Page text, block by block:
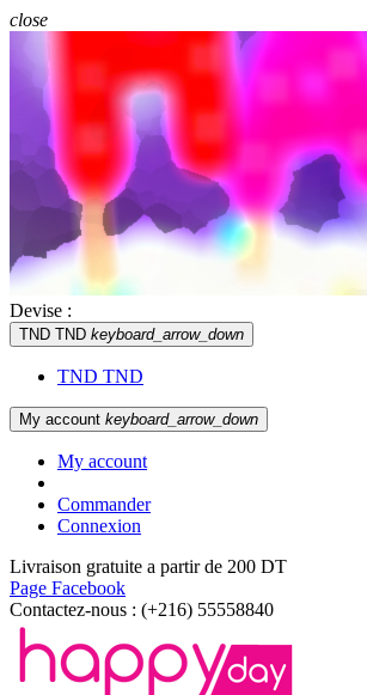
close
Devise :
TND TND keyboard_arrow_down
TND TND
My account keyboard_arrow_down
My account
Commander
Connexion
Livraison gratuite a partir de 200 DT
Page Facebook
Contactez-nous : (+216) 55558840